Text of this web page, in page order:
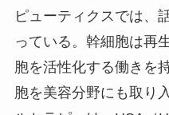
ピューティクスでは、
っている。幹細胞は再
胞を活性化する働きを
胞を美容分野にも取り